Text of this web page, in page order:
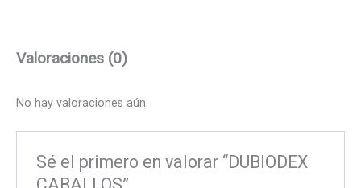
Valoraciones (0)
No hay valoraciones aún.
Sé el primero en valorar “DUBIODEX